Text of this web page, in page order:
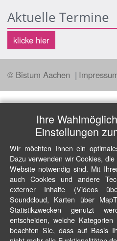
Aktuelle Termine
klicke hier
© Bistum Aachen
Ihre
Einstellungen
Wir möchten Ihnen ein
Dazu verwenden wir Cookies,
Website notwendig sind. Mit
auch Cookies und andere
externer Inhalte (Videos
Soundcloud, Karten über
Statistikzwecken genutzt
entscheiden, welche
beachten Sie, dass auf Basis